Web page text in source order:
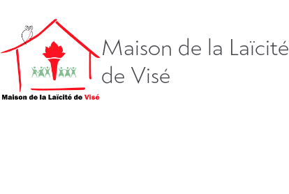
directement
le
contenu
Maison de la Laïcité
de Visé